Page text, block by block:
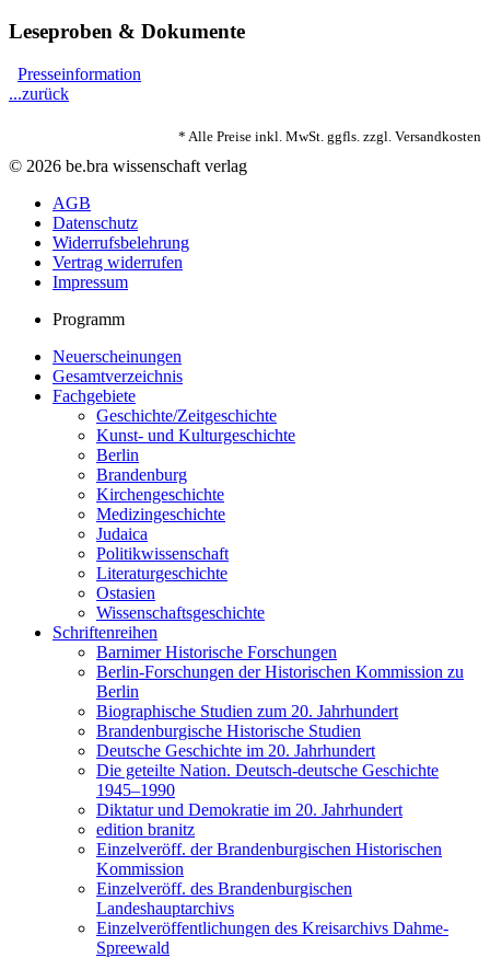
Leseproben & Dokumente
Presseinformation
...zurück
* Alle Preise inkl. MwSt. ggfls. zzgl. Versandkosten
© 2026 be.bra wissenschaft verlag
AGB
Datenschutz
Widerrufsbelehrung
Vertrag widerrufen
Impressum
Programm
Neuerscheinungen
Gesamtverzeichnis
Fachgebiete
Geschichte/Zeitgeschichte
Kunst- und Kulturgeschichte
Berlin
Brandenburg
Kirchengeschichte
Medizingeschichte
Judaica
Politikwissenschaft
Literaturgeschichte
Ostasien
Wissenschaftsgeschichte
Schriftenreihen
Barnimer Historische Forschungen
Berlin-Forschungen der Historischen Kommission zu
Berlin
Biographische Studien zum 20. Jahrhundert
Brandenburgische Historische Studien
Deutsche Geschichte im 20. Jahrhundert
Die geteilte Nation. Deutsch-deutsche Geschichte
1945–1990
Diktatur und Demokratie im 20. Jahrhundert
edition branitz
Einzelveröff. der Brandenburgischen Historischen
Kommission
Einzelveröff. des Brandenburgischen
Landeshauptarchivs
Einzelveröffentlichungen des Kreisarchivs Dahme-
Spreewald